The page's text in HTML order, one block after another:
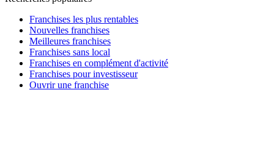
Franchises les plus rentables
Nouvelles franchises
Meilleures franchises
Franchises sans local
Franchises en complément d'activité
Franchises pour investisseur
Ouvrir une franchise